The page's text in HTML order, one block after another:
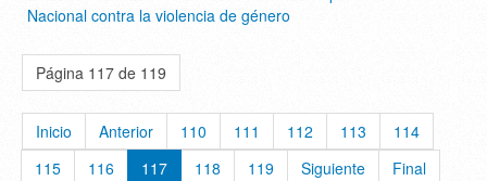
Nacional contra la violencia de género
Página 117 de 119
Inicio Anterior 110 111 112 113
114
115
116 117 118 119 Siguiente Final